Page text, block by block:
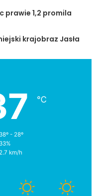
prawie 1,2 promila
krajobraz Jasła
℃
38º - 28º
33%
km/h